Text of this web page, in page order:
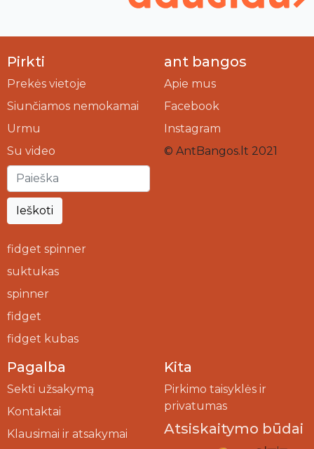
Pirkti
Prekės vietoje
Siunčiamos nemokamai
Urmu
Su video
Ieškoti
fidget spinner
suktukas
spinner
fidget
fidget kubas
ant bangos
Apie mus
Facebook
Instagram
© AntBangos.lt 2021
Pagalba
Sekti užsakymą
Kontaktai
Klausimai ir atsakymai
Kita
Pirkimo taisyklės ir
privatumas
Atsiskaitymo būdai